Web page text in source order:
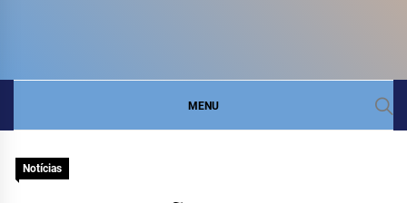
HIDROGRÁFICA DO
MENU
Notícias